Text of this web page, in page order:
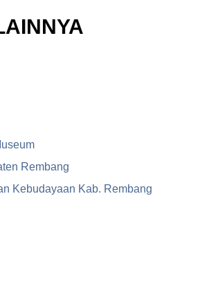
Rembang
Kebudayaan Kab. Rembang